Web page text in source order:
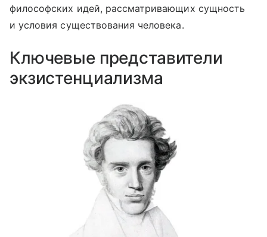
философских идей, рассматривающих сущность
и условия существования человека.
Ключевые представители
экзистенциализма